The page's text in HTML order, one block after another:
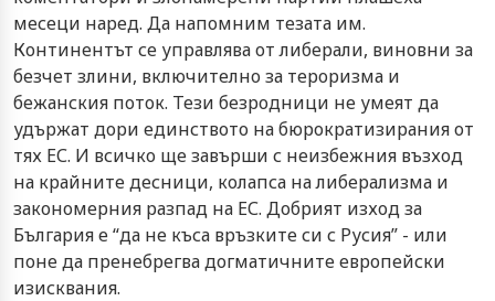
месеци наред. Да напомним тезата им.
Континентът се управлява от либерали, виновни за
безчет злини, включително за тероризма и
бежанския поток. Тези безродници не умеят да
удържат дори единството на бюрократизирания от
тях ЕС. И всичко ще завърши с неизбежния възход
на крайните десници, колапса на либерализма и
закономерния разпад на ЕС. Добрият изход за
България е “да не къса връзките си с Русия” - или
поне да пренебрегва догматичните европейски
изисквания.